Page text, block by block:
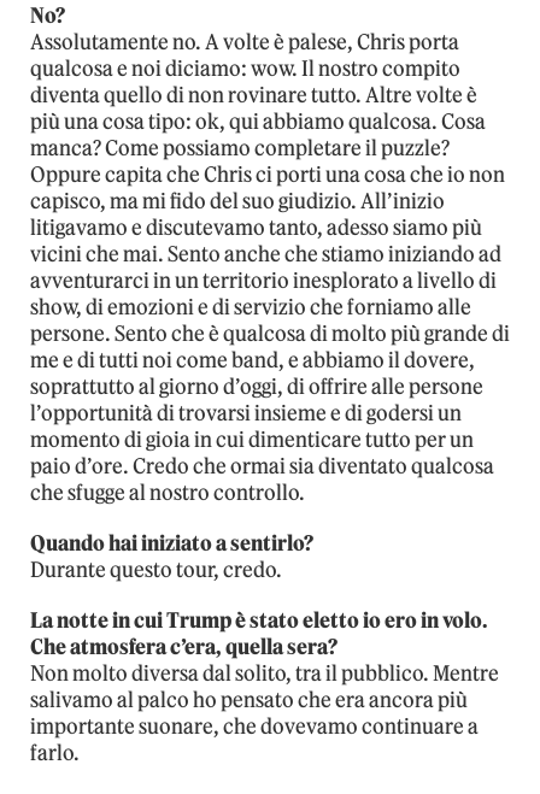
No?
Assolutamente no. A volte è palese, Chris porta
qualcosa e noi diciamo: wow. Il nostro compito
diventa quello di non rovinare tutto. Altre volte è
più una cosa tipo: ok, qui abbiamo qualcosa. Cosa
manca? Come possiamo completare il puzzle?
Oppure capita che Chris ci porti una cosa che io non
capisco, ma mi fido del suo giudizio. All’inizio
litigavamo e discutevamo tanto, adesso siamo più
vicini che mai. Sento anche che stiamo iniziando ad
avventurarci in un territorio inesplorato a livello di
show, di emozioni e di servizio che forniamo alle
persone. Sento che è qualcosa di molto più grande di
me e di tutti noi come band, e abbiamo il dovere,
soprattutto al giorno d’oggi, di offrire alle persone
l’opportunità di trovarsi insieme e di godersi un
momento di gioia in cui dimenticare tutto per un
paio d’ore. Credo che ormai sia diventato qualcosa
che sfugge al nostro controllo.
Quando hai iniziato a sentirlo?
Durante questo tour, credo.
La notte in cui Trump è stato eletto io ero in volo.
Che atmosfera c’era, quella sera?
Non molto diversa dal solito, tra il pubblico. Mentre
salivamo al palco ho pensato che era ancora più
importante suonare, che dovevamo continuare a
farlo.